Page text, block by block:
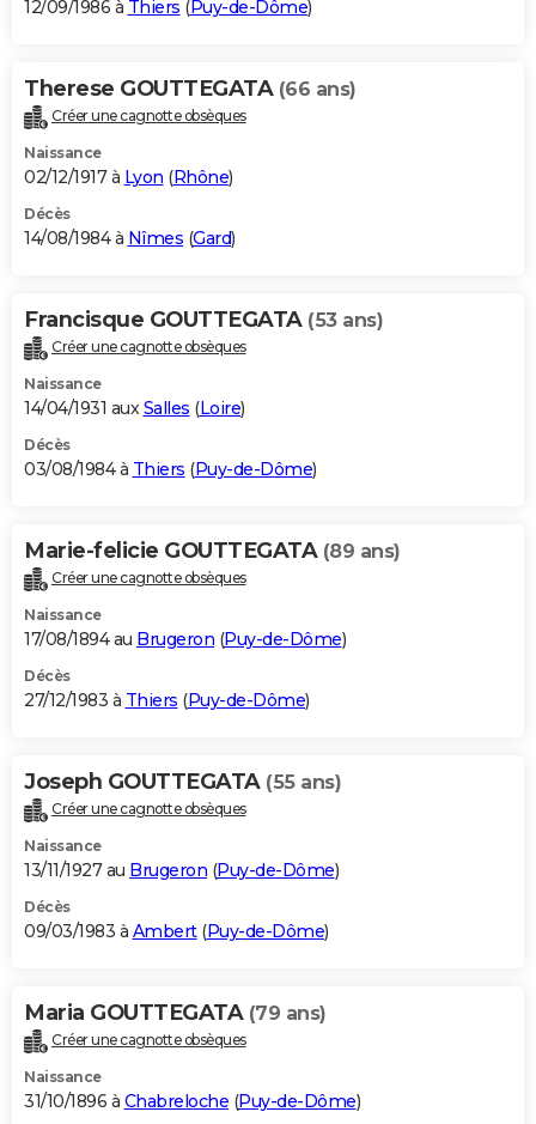
12/09/1986 à Thiers (Puy-de-Dôme)
Therese GOUTTEGATA (66 ans)
Créer une cagnotte obsèques
Naissance
02/12/1917 à Lyon (Rhône)
Décès
14/08/1984 à Nîmes (Gard)
Francisque GOUTTEGATA (53 ans)
Créer une cagnotte obsèques
Naissance
14/04/1931 auxSalles (Loire)
Décès
03/08/1984 à Thiers (Puy-de-Dôme)
Marie-felicie GOUTTEGATA (89 ans)
Créer une cagnotte obsèques
Naissance
17/08/1894 au Brugeron (Puy-de-Dôme)
Décès
27/12/1983 à Thiers (Puy-de-Dôme)
Joseph GOUTTEGATA (55 ans)
Créer une cagnotte obsèques
Naissance
13/11/1927 au Brugeron (Puy-de-Dôme)
Décès
09/03/1983 à Ambert(Puy-de-Dôme)
Maria GOUTTEGATA (79 ans)
Créer une cagnotte obsèques
Naissance
31/10/1896 à Chabreloche (Puy-de-Dôme)